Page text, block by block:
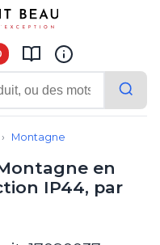
Montagne
en
IP44, par